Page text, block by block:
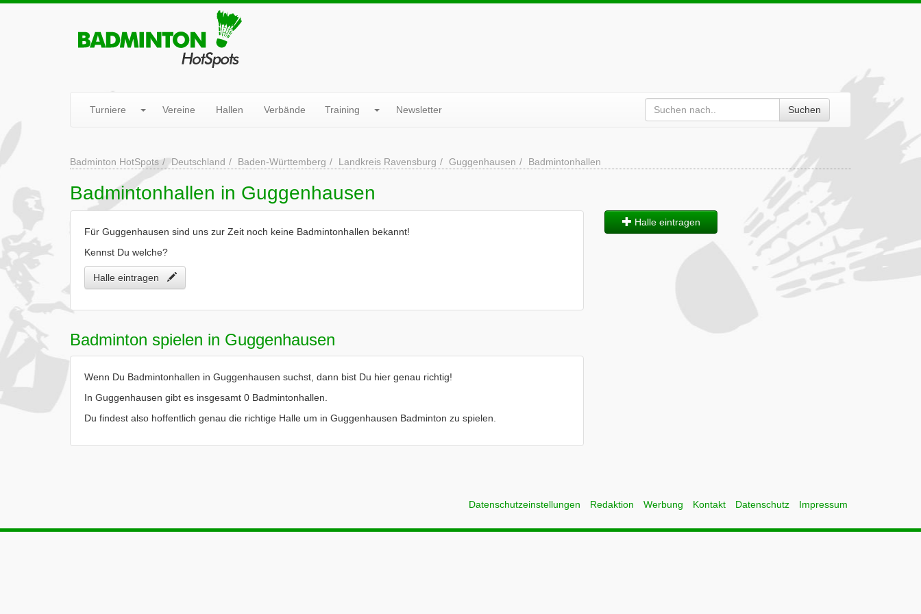
Turniere Vereine Hallen Verbände Training Newsletter Suchen
Badminton HotSpots Deutschland Baden-Württemberg Landkreis Ravensburg Guggenhausen Badmintonhallen
Badmintonhallen in Guggenhausen
Für Guggenhausen sind uns zur Zeit noch keine Badmintonhallen bekannt!
Kennst Du welche?
Halle eintragen
Badminton spielen in Guggenhausen
Wenn Du Badmintonhallen in Guggenhausen suchst, dann bist Du hier genau richtig!
In Guggenhausen gibt es insgesamt 0 Badmintonhallen.
Du findest also hoffentlich genau die richtige Halle um in Guggenhausen Badminton zu spielen.
Halle eintragen
Datenschutzeinstellungen Redaktion Werbung Kontakt Datenschutz Impressum